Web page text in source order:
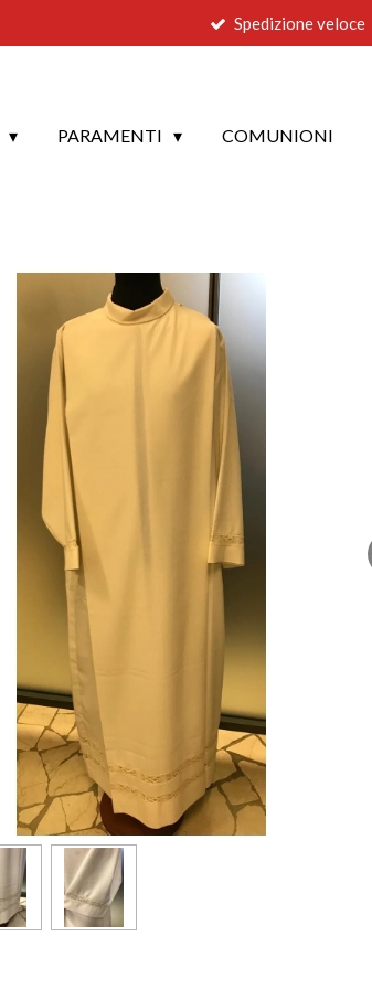
Spedizione veloce
PARAMENTI COMUNIONI